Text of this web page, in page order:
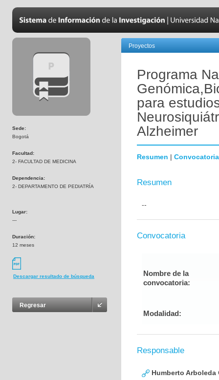
Sede:
Bogotá
Facultad:
2- FACULTAD DE MEDICINA
Dependencia:
2- DEPARTAMENTO DE PEDIATRÍA
Lugar:
---
Duración:
12 meses
Descargar resultado de búsqueda
Regresar
Proyectos
Programa
para
Alzheimer
Resumen | Convocatoria
Resumen
--
Convocatoria
Nombre de la
convocatoria:
Modalidad:
Responsable
Humberto Arboleda